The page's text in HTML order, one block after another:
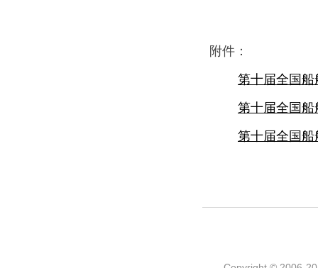
附件：
第十届全国
第十届全国
第十届全国